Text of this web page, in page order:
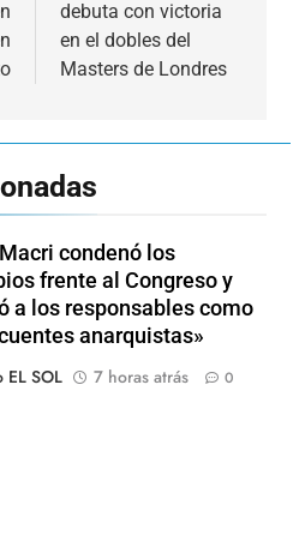
debuta con victoria
en el dobles del
Masters de Londres
condenó los
frente al Congreso y
a los responsables como
anarquistas»
EL SOL
7 horas atrás 0